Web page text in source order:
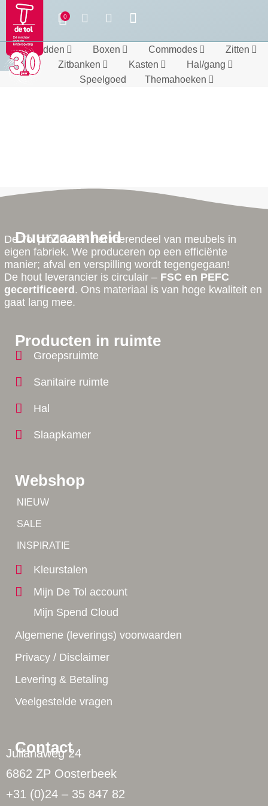
Bedden Boxen Commodes
Zitten
Zitbanken
Kasten
Hal/gang
Speelgoed
Themahoeken
Contact
Julianaweg 24
6862 ZP Oosterbeek
+31 (0)24 – 35 847 82
Webshop
NIEUW
SALE
INSPIRATIE
Kleurstalen
Mijn De Tol account
Mijn Spend Cloud
Algemene (leverings) voorwaarden
Privacy / Disclaimer
Levering & Betaling
Veelgestelde vragen
Producten in ruimte
Groepsruimte
Sanitaire ruimte
Hal
Slaapkamer
Duurzaamheid
De Tol produceert het merendeel van meubels in
eigen fabriek. We produceren op een efficiënte
manier; afval en verspilling wordt tegengegaan!
De hout leverancier is circulair – FSC en PEFC
gecertificeerd . Ons materiaal is van hoge kwaliteit en
gaat lang mee.